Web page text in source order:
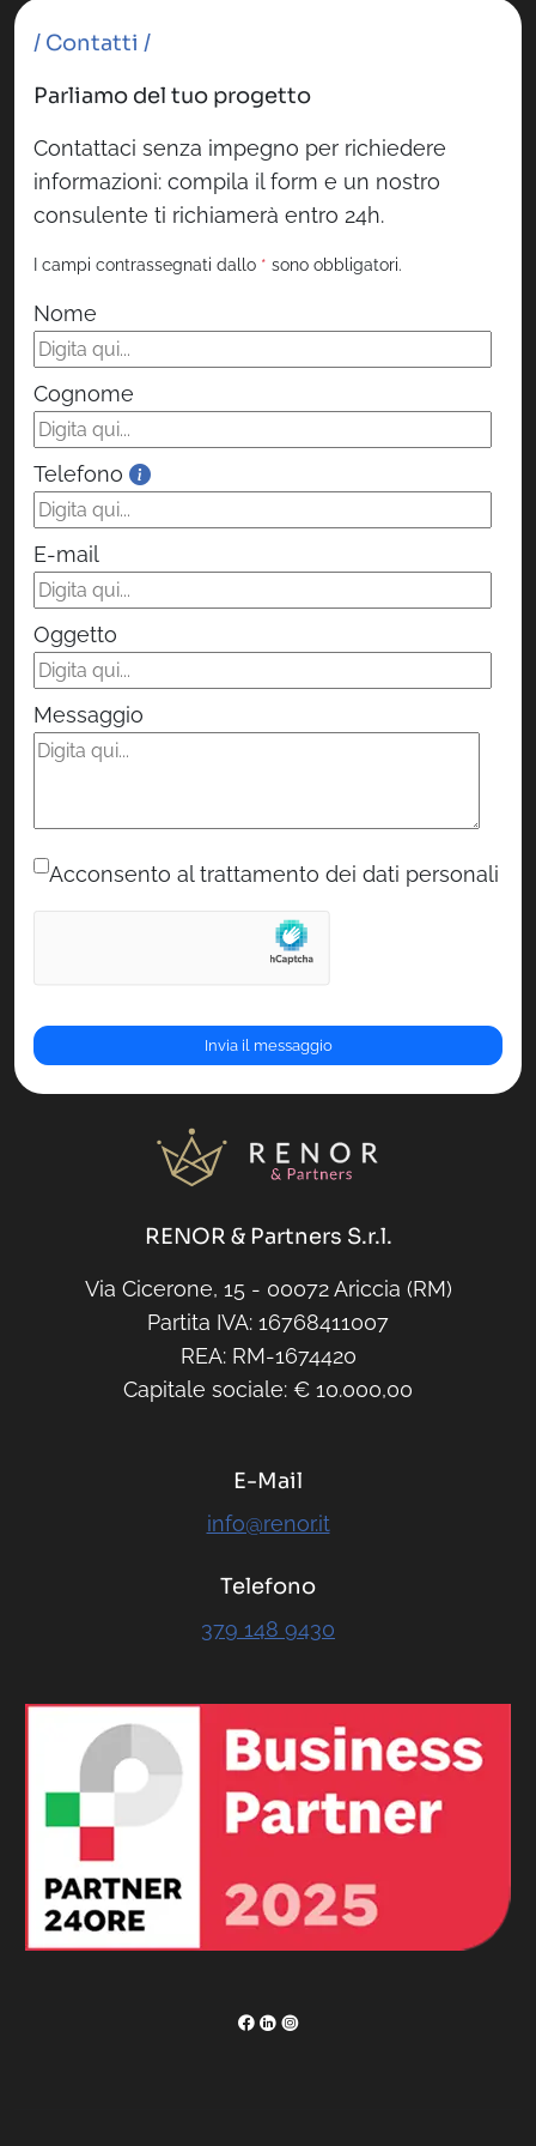
RENOR & Partners S.r.l.
Via Cicerone, 15 - 00072 Ariccia (RM)
Partita IVA: 16768411007
REA: RM-1674420
Capitale sociale: € 10.000,00
E-Mail
info@renor.it
Telefono
379 148 9430
/ Contatti /
Parliamo del tuo progetto
Contattaci senza impegno per richiedere
informazioni: compila il form e un nostro
consulente ti richiamerà entro 24h.
I campi contrassegnati dallo * sono obbligatori.
Nome
Cognome
Telefono
E-mail
Oggetto
Messaggio
Acconsento al trattamento dei dati personali
RENOR & Partners S.r.l.